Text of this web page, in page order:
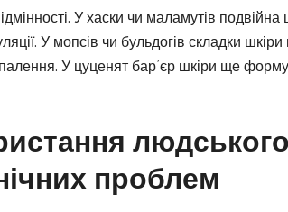
У хаски чи маламутів
У мопсів чи бульдогів складки
У цуценят бар’єр шкіри ще
проблем